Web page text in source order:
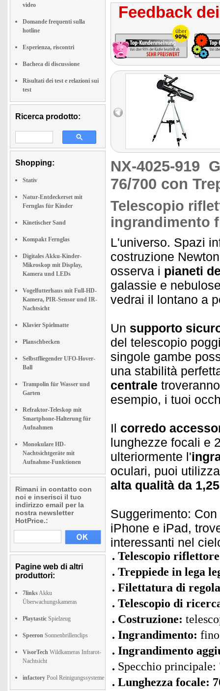
video
Domande frequenti sulla
hotline
Esperienza, riscontri
Bacheca di discussione
Risultati dei test e relazioni sui
test
Ricerca prodotto:
Shopping:
Stativ
Natur-Entdeckerset mit
Fernglas für Kinder
Kinetischer Sand
Kompakt Fernglas
Digitales Akku-Kinder-
Mikroskop mit Display,
Kamera und LEDs
Vogelfutterhaus mit Full-HD-
Kamera, PIR-Sensor und IR-
Nachtsicht
Klavier Spielmatte
Planschbecken
Selbstfliegender UFO-Hover-
Ball
Trampolin für Wasser und
Garten
Refraktor-Teleskop mit
Smartphone-Halterung für
Aufnahmen
Monokulare HD-
Nachtsichtgeräte mit
Aufnahme-Funktionen
Rimani in contatto con
noi e inserisci il tuo
indirizzo email per la
nostra newsletter
HotPrice.:
Pagine web di altri
produttori:
7linksAkku
Überwachungskameras
Playtastic Spielzeug
Speeron Sonnenbrillenclips
VisorTech Wildkameras Infrarot-
Nachtsicht
infactory Pool Reinigungssysteme
Feedback
NX-4025-919
76/700 con
Telescopio
ingrandimento
L'universo. Spazi
costruzione
osserva i pianeti
galassie e
vedrai il lontano a
Un supporto
del telescopio
singole gambe
una stabilità
centrale
esempio, i tuoi
Il corredo
lunghezze focali e
ulteriormente l'
oculari, puoi
alta qualità da
Suggerimento:
iPhone e iPad,
interessanti nel
Telescopio
Treppiede in lega
Filettatura di
Telescopio di
Costruzione:
Ingrandimento:
Ingrandimento
Specchio principale:
Lunghezza focale: